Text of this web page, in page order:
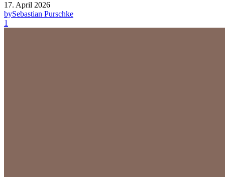
17. April 2026
bySebastian Purschke
1